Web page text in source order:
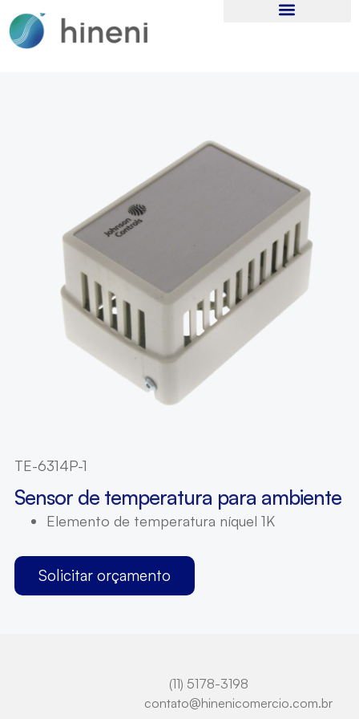
TE-6314P-1
Sensor de temperatura para ambiente
Elemento de temperatura níquel 1K
Solicitar orçamento
(11) 5178-3198
contato@hinenicomercio.com.br